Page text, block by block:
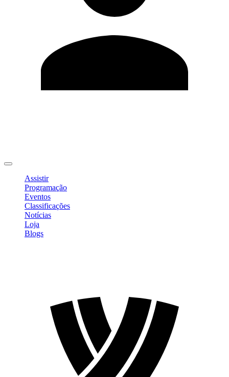
Assistir
Programação
Eventos
Classificações
Notícias
Loja
Blogs